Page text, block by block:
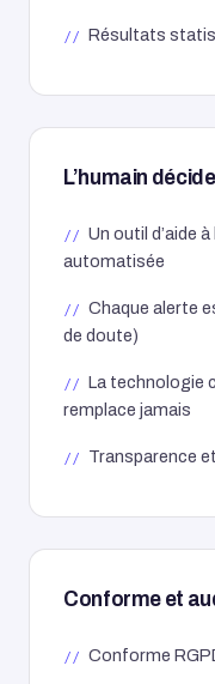
Résultats
L’humain
Un outil d’aide
automatisée
Chaque alerte
de doute)
La technologie
remplace jamais
Transparence
Conforme et
Conforme